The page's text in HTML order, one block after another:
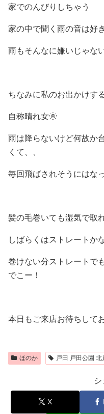
家でのんびりしちゃう
家の中で聞く雨の音は好
雨もそんなに嫌いじゃな
ちなみに私のお出かけす
自称晴れ女🌞
雨は降らないけど何故か
くて、、
毎回飛ばされそうにはな
髪の毛巻いても湿気で取
しばらくはストレートか
巻けない分ストレートで
でこー！
本日もご来店お待ちして
ほのか 戸田 戸田公園
シ
X